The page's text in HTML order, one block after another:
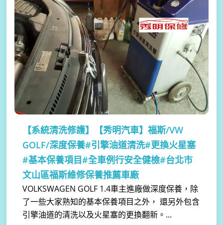
【系統清洗修護】
【秀明汽車】福斯/VW
GOLF/深度保養#引擎油道清洗#更換火星塞
#基本保養項目#全車例行安全健檢#台北市
文山區福斯維修保養推薦車廠
VOLKSWAGEN GOLF 1.4車主進廠做深度保養，除
了一些大家熟知的基本保養項目之外， 還另外包含
引擎油道的清洗以及火星塞的更換翻新。...